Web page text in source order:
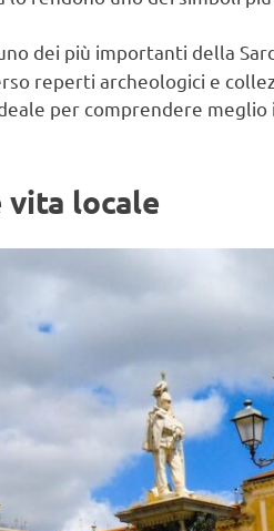
dei più importanti della
reperti archeologici e
per comprendere
locale